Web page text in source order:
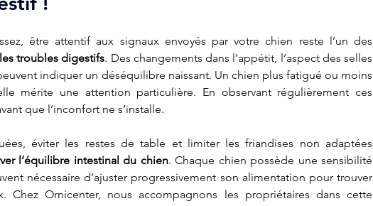
être attentif aux signaux envoyés par votre chien reste l’un des
troubles digestifs. Des changements dans l’appétit, l’aspect des selles
indiquer un déséquilibre naissant. Un chien plus fatigué ou moins
mérite une attention particulière. En observant régulièrement ces
que l’inconfort ne s’installe.
éviter les restes de table et limiter les friandises non adaptées
l’équilibre intestinal du chien. Chaque chien possède une sensibilité
nécessaire d’ajuster progressivement son alimentation pour trouver
Ornicenter, nous accompagnons les propriétaires dans cette